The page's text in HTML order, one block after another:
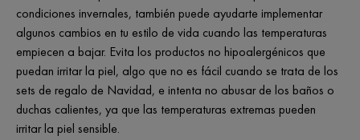
condiciones invernales, también puede ayudarte implementar
algunos cambios en tu estilo de vida cuando las temperaturas
empiecen a bajar. Evita los productos no hipoalergénicos que
puedan irritar la piel, algo que no es fácil cuando se trata de los
sets de regalo de Navidad, e intenta no abusar de los baños o
duchas calientes, ya que las temperaturas extremas pueden
irritar la piel sensible.